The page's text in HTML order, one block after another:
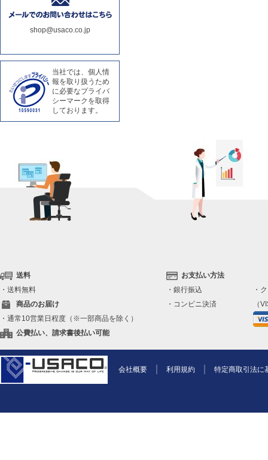
shop@usaco.co.jp
当社では、個人情
報を取り扱うため
に必要なプライバ
シーマークを取得
しております。
送料
・送料無料
商品のお届け
・通常10営業日程度（※一部商品を除く）
公費払い、請求書後払い可能
お支払い方法
・銀行振込
・コンビニ決済
・
（
会社概要 利用規約 特定商取引法に